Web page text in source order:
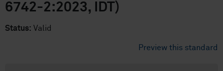
6742-2:2023, IDT)
Status: Valid
Preview this standard